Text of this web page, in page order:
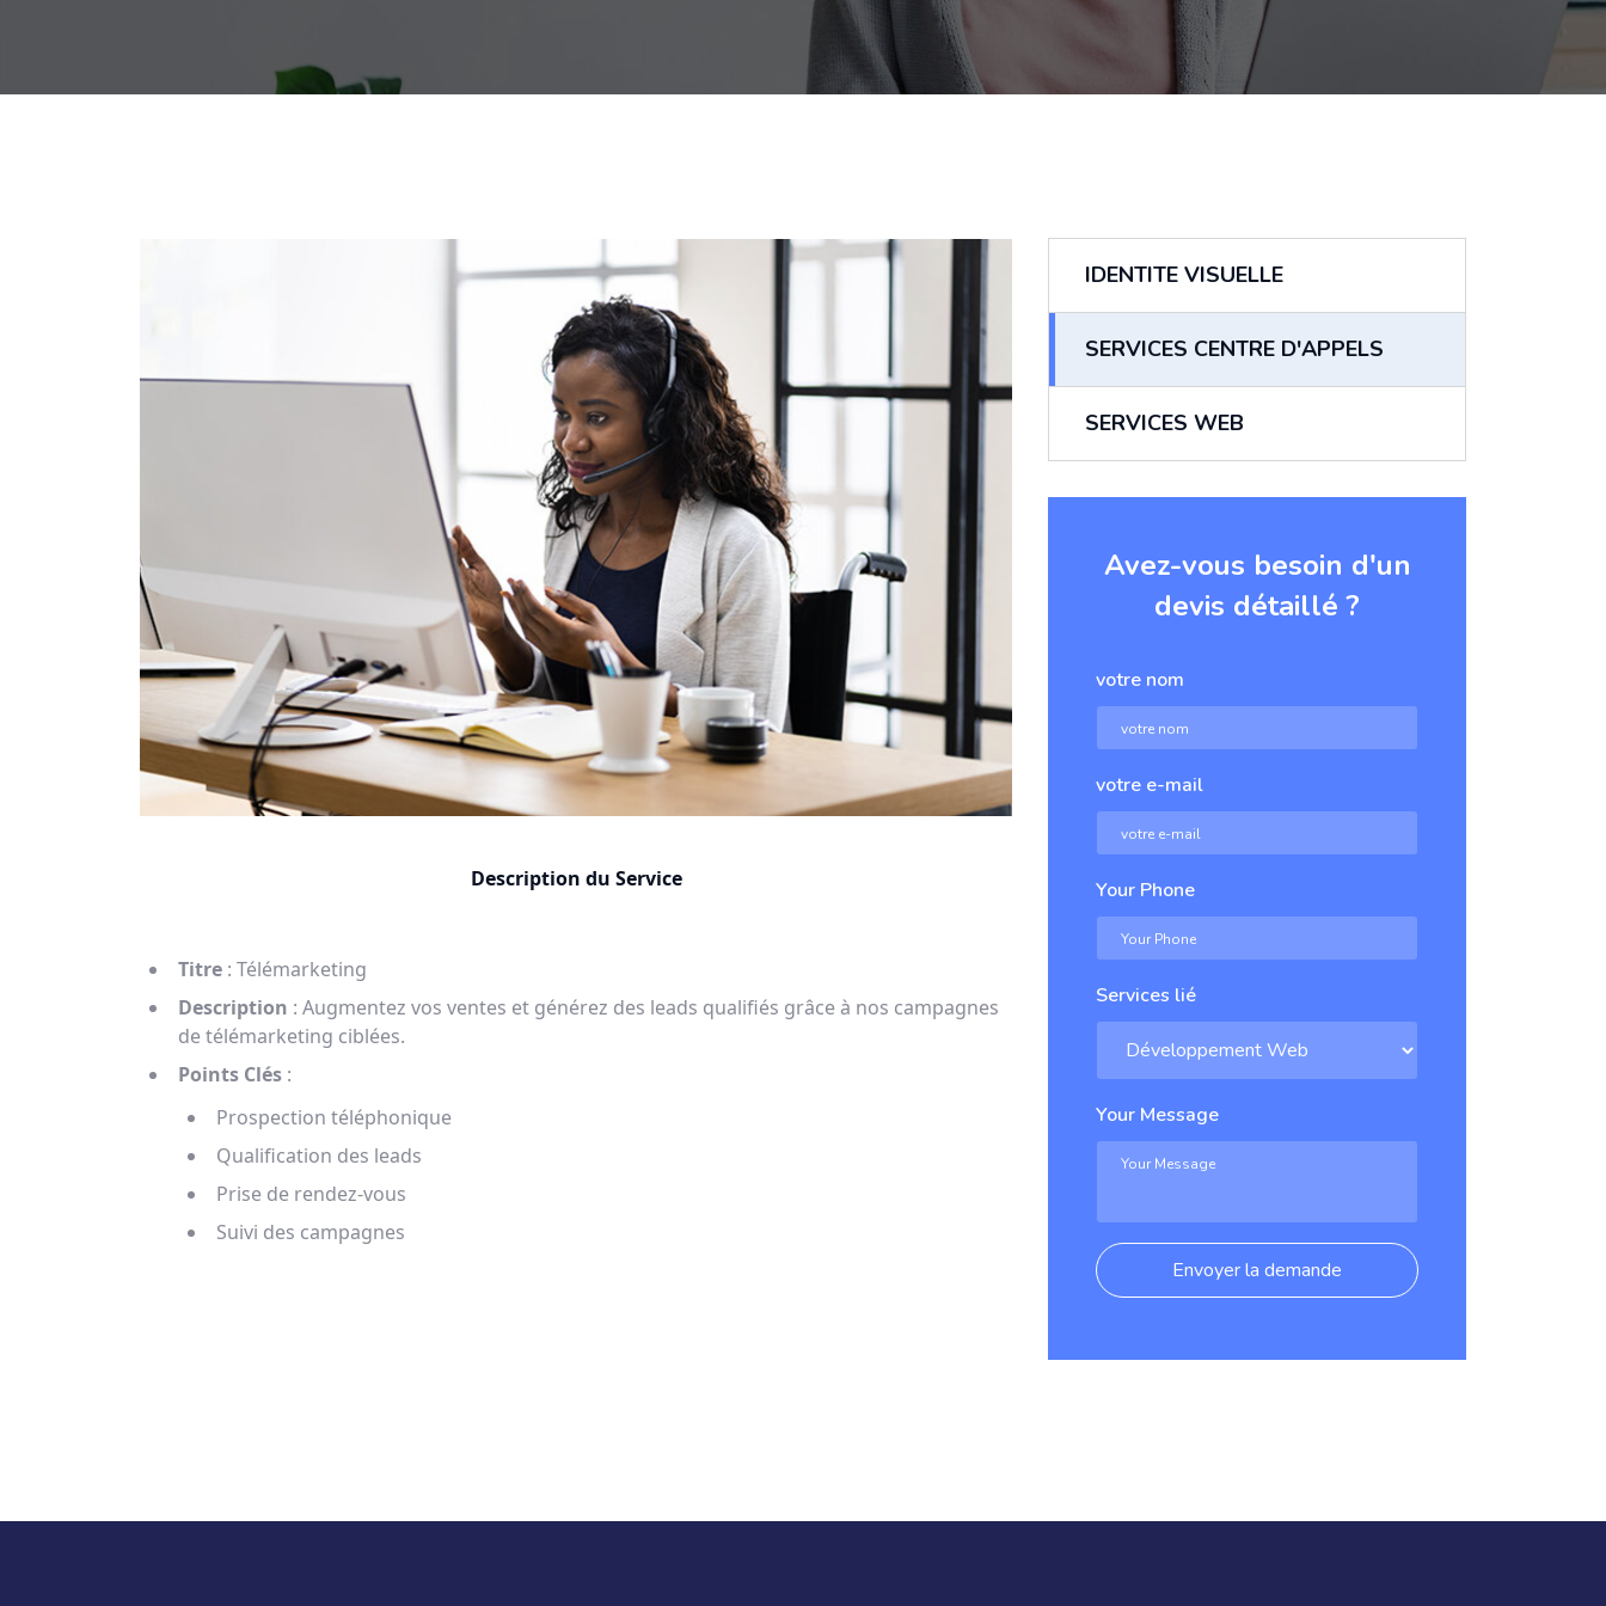
Description du Service
Titre : Télémarketing
Description : Augmentez vos ventes et générez des leads qualifiés grâce à nos campagnes
de télémarketing ciblées.
Points Clés :
Prospection téléphonique
Qualification des leads
Prise de rendez-vous
Suivi des campagnes
IDENTITE VISUELLE
SERVICES CENTRE D'APPELS
SERVICES WEB
Avez-vous besoin d'un
devis détaillé ?
votre nom
votre e-mail
Your Phone
Services lié
Your Message
Envoyer la demande